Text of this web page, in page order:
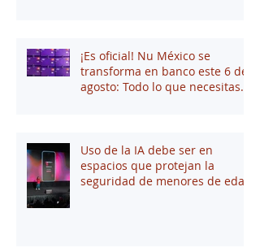
¡Es oficial! Nu México se
transforma en banco este 6 de
agosto: Todo lo que necesitas
Uso de la IA debe ser en
espacios que protejan la
seguridad de menores de edad